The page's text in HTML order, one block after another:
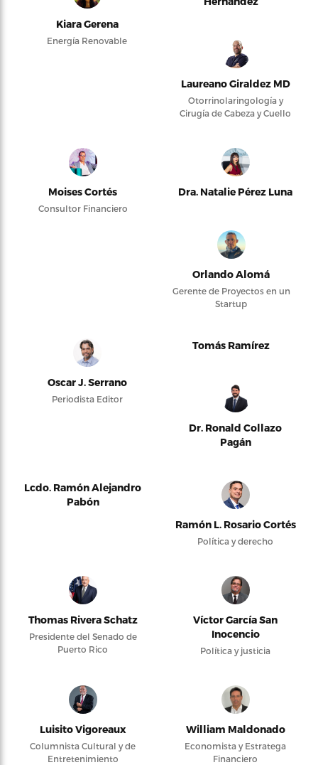
Kiara Gerena
Energía Renovable
Laureano Giraldez MD
Otorrinolaringología y
Cirugía de Cabeza y Cuello
Moises Cortés
Consultor Financiero
Dra. Natalie Pérez Luna
Orlando Alomá
Gerente de Proyectos en un
Startup
Oscar J. Serrano
Periodista Editor
Tomás Ramírez
Dr. Ronald Collazo
Pagán
Lcdo. Ramón Alejandro
Pabón
Ramón L. Rosario Cortés
Política y derecho
Thomas Rivera Schatz
Presidente del Senado de
Puerto Rico
Víctor García San
Inocencio
Política y justicia
Luisito Vigoreaux
Columnista Cultural y de
Entretenimiento
William Maldonado
Economista y Estratega
Financiero